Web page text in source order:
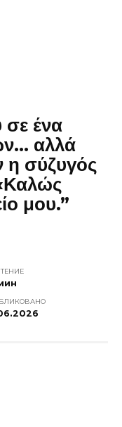
σε ένα
αλλά
η σύζυγός
μου.”